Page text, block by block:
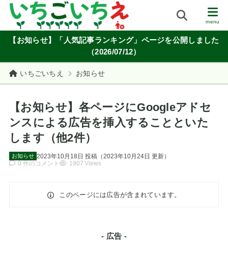
【お知らせ】「人気記事ランキング」ページを公開しました
（2026/07/12）
いちごいちえ お知らせ
【お知らせ】各ページにGoogleアドセ
ンスによる広告を挿入することといた
します（他2件）
2023年10月18日 投稿（2023年10月24日 更新）
お知らせ
0 件のコメント 1907 Views
このページには広告が含まれています。
- 広告 -